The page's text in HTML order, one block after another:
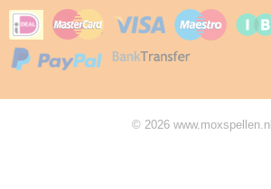
© 2026 www.moxspellen.nl